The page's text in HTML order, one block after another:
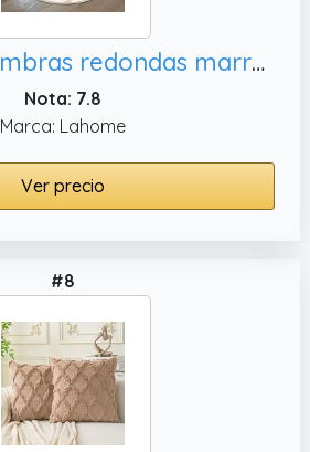
Lahome Alfombras redondas marroquíes de 4 x 4 pies, cuarto de
Nota: 7.8
Marca: Lahome
Ver precio
#8